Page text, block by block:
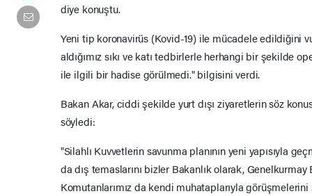
diye konuştu.
Yeni tip koronavirüs (Kovid-19) ile mücadele edildiğini
aldığımız sıkı ve katı tedbirlerle herhangi bir şekilde
ile ilgili bir hadise görülmedi." bilgisini verdi.
Bakan Akar, ciddi şekilde yurt dışı ziyaretlerin söz
söyledi:
"Silahlı Kuvvetlerin savunma planının yeni yapısıyla
da dış temaslarını bizler Bakanlık olarak, Genelkurmay
Komutanlarımız da kendi muhataplarıyla